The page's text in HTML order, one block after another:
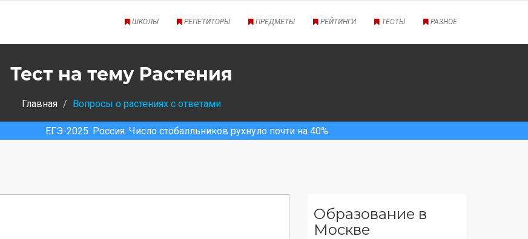
ШКОЛЫ РЕПЕТИТОРЫ ПРЕДМЕТЫ РЕЙТИНГИ ТЕСТЫ РАЗНОЕ
Тест на тему Растения
Главная Вопросы о растениях с ответами
ЕГЭ-2025. Россия. Число стобалльников рухнуло почти на 40%
Образование в
Москве